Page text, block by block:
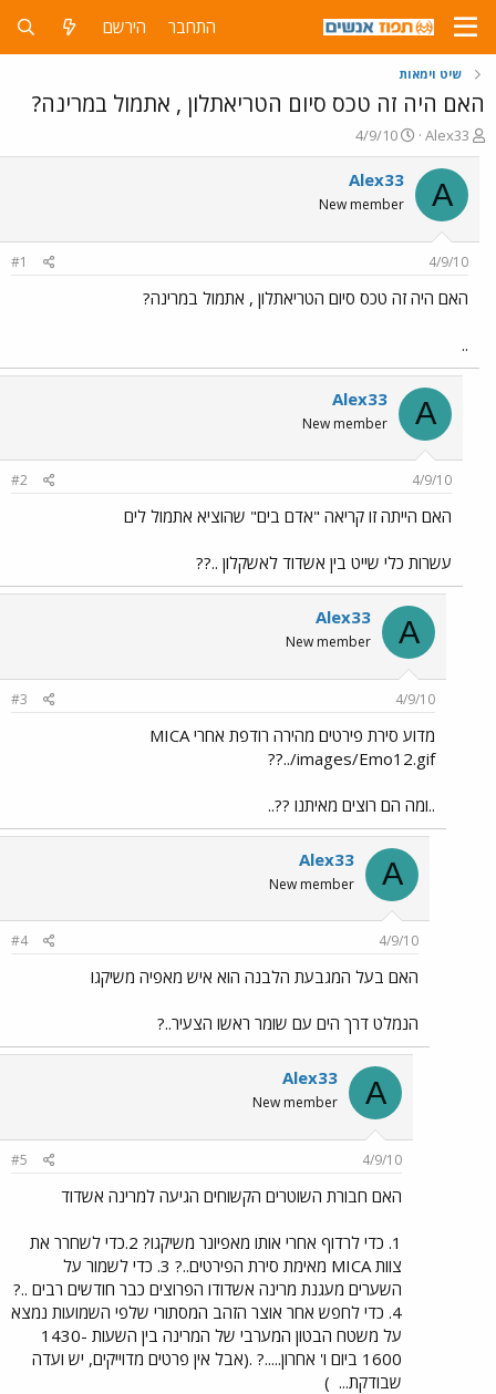
התחבר הירשם
שיט וימאות
האם היה זה טכס סיום הטריאתלון , אתמול במרינה?
פ
ו
ת
ח
ה
ו
ש
א
Alex33
פ
ו
ר
ם
ר
4/9/10
A
Alex33
New member
4/9/10
#1
האם היה זה טכס סיום הטריאתלון , אתמול במרינה?
..
A
Alex33
New member
4/9/10
#2
האם הייתה זו קריאה "אדם בים" שהוציא אתמול לים
עשרות כלי שייט בין אשדוד לאשקלון ..??
A
Alex33
New member
4/9/10
#3
מדוע סירת פירטים מהירה רודפת אחרי MICA
??../images/Emo12.gif
..ומה הם רוצים מאיתנו ??..
A
Alex33
New member
4/9/10
#4
האם בעל המגבעת הלבנה הוא איש מאפיה משיקגו
הנמלט דרך הים עם שומר ראשו הצעיר..?
A
Alex33
New member
4/9/10
#5
האם חבורת השוטרים הקשוחים הגיעה למרינה אשדוד
1. כדי לרדוף אחרי אותו מאפיונר משיקגו? 2.כדי לשחרר את
צוות MICA מאימת סירת הפירטים..? 3. כדי לשמור על
השערים מעגנת מרינה אשדודו הפרוצים כבר חודשים רבים ..?
4. כדי לחפש אחר אוצר הזהב המסתורי שלפי השמועות נמצא
על משטח הבטון המערבי של המרינה בין השעות 1430-
1600 ביום ו' אחרון.....? .(אבל אין פרטים מדוייקים, יש ועדה
שבודקת... )